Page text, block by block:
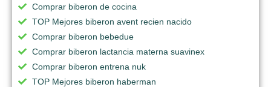
Comprar biberon de cocina
TOP Mejores biberon avent recien nacido
Comprar biberon bebedue
Comprar biberon lactancia materna suavinex
Comprar biberon entrena nuk
TOP Mejores biberon haberman